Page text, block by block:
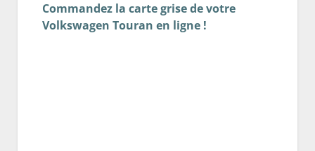
Commandez la carte grise de votre
Volkswagen Touran en ligne !